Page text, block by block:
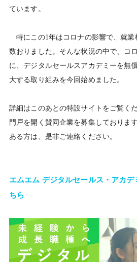
ています。
特にこの1年はコロナの影響で、就業
数おりました。そんな状況の中で、コ
に、デジタルセールスアカデミーを無
大する取り組みを今回始めました。
詳細はこのあとの特設サイトをご覧く
門戸を開く賛同企業を募集しておりま
ある方は、是非ご連絡ください。
エムエム デジタルセールス・アカデ
ちら